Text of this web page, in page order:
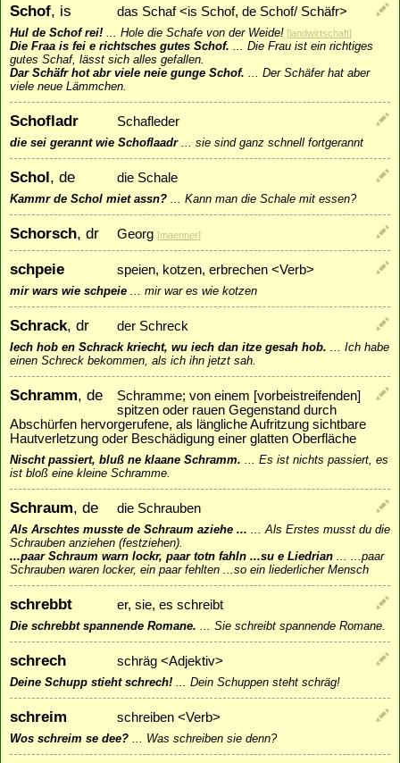
Schof, is das Schaf <is Schof, de Schof/ Schäfr>
Hul de Schof rei! Hole die Schafe von der Weide! [landwirtschaft]
Die Fraa is fei e richtsches gutes Schof.
Die Frau ist ein richtiges
gutes Schaf, lässt sich alles gefallen.
Dar Schäfr hot abr viele neie gunge Schof.
Der Schäfer hat aber
viele neue Lämmchen.
Schofladr Schafleder
die sei gerannt wie Schoflaadr... sie sind ganz schnell fortgerannt
Schol, de die Schale
Kammr de Schol miet assn? Kann man die Schale mit essen?
Schorsch, dr Georg [maenner]
schpeie speien, kotzen, erbrechen <Verb>
mir wars wie schpeie mir war es wie kotzen
Schrack, dr der Schreck
Iech hob en Schrack kriecht, wu iech dan itze gesah hob.
Ich habe
einen Schreck bekommen, als ich ihn jetzt sah.
Schramm, de
Schramme; von einem [vorbeistreifenden]
spitzen oder rauen Gegenstand durch
Abschürfen hervorgerufene, als längliche Aufritzung sichtbare
Hautverletzung oder Beschädigung einer glatten Oberfläche
Nischt passiert, bluß ne klaane Schramm.
Es ist nichts passiert, es
ist bloß eine kleine Schramme.
Schraum, de die Schrauben
Als Arschtes musste de Schraum aziehe ...
Als Erstes musst du die
Schrauben anziehen (festziehen).
...paar Schraum warn lockr, paar totn fahln ...su e Liedrian
...paar
Schrauben waren locker, ein paar fehlten ...so ein liederlicher Mensch
schrebbt er, sie, es schreibt
Die schrebbt spannende Romane. Sie schreibt spannende Romane.
schrech schräg <Adjektiv>
Deine Schupp stieht schrech! Dein Schuppen steht schräg!
schreim schreiben <Verb>
Wos schreim se dee? Was schreiben sie denn?